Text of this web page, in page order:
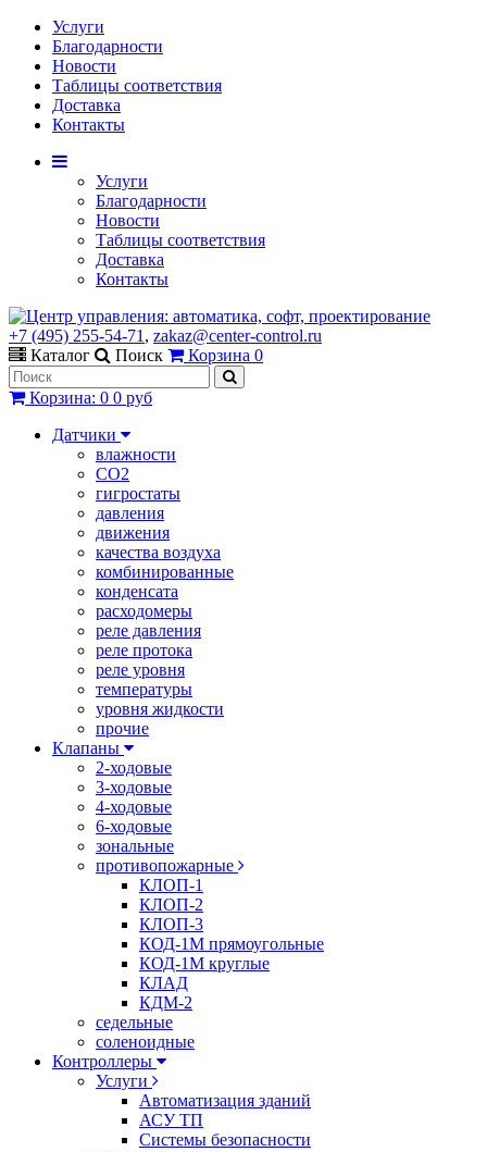
Услуги
Благодарности
Новости
Таблицы соответствия
Доставка
Контакты
Услуги
Благодарности
Новости
Таблицы соответствия
Доставка
Контакты
+7 (495) 255-54-71 , zakaz@center-control.ru
Каталог
Поиск Корзина 0
Корзина: 0 0 руб
Датчики
влажности
CO2
гигростаты
давления
движения
качества воздуха
комбинированные
конденсата
расходомеры
реле давления
реле протока
реле уровня
температуры
уровня жидкости
прочие
Клапаны
2-ходовые
3-ходовые
4-ходовые
6-ходовые
зональные
противопожарные
КЛОП-1
КЛОП-2
КЛОП-3
КОД-1М прямоугольные
КОД-1М круглые
КЛАД
КДМ-2
седельные
соленоидные
Контроллеры
Услуги
Автоматизация зданий
АСУ ТП
Системы безопасности